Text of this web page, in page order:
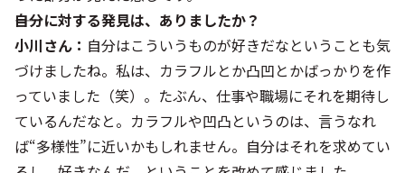
――自分に対する発見は、ありましたか？
小川さん： 自分はこういうものが好きだなということも気
づけましたね。私は、カラフルとか凸凹とかばっかりを作
っていました（笑）。たぶん、仕事や職場にそれを期待し
ているんだなと。カラフルや凹凸というのは、言うなれ
ば“多様性”に近いかもしれません。自分はそれを求めてい